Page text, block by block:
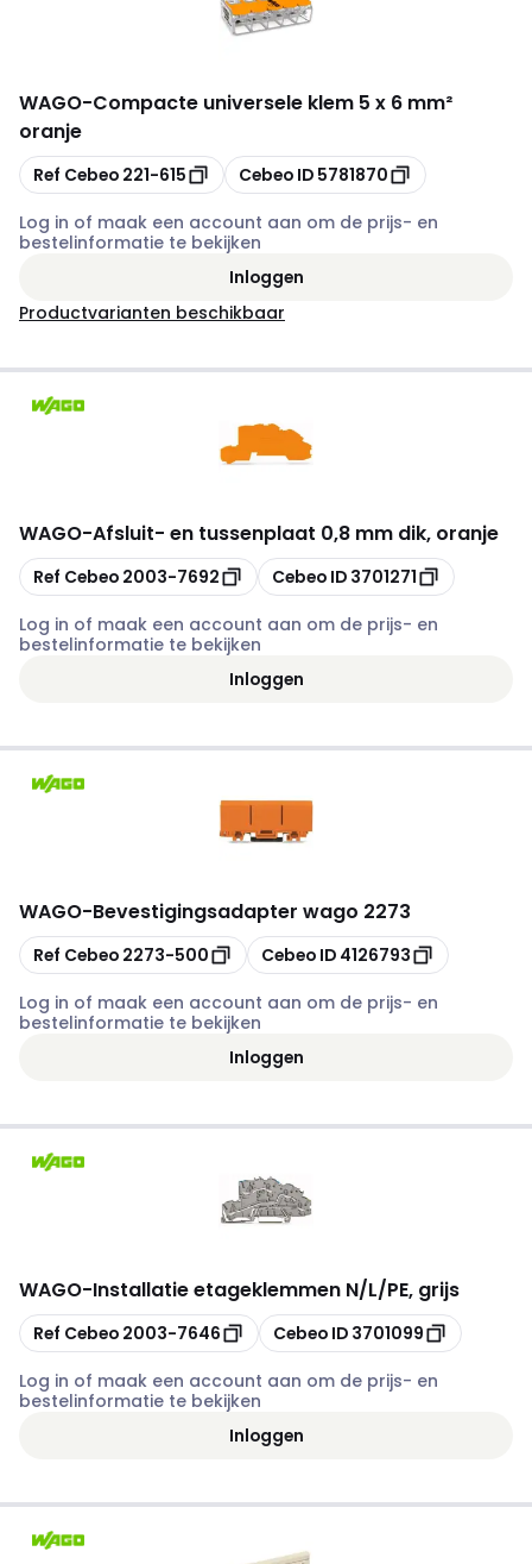
WAGO-Compacte universele klem 5 x 6 mm²
oranje
Kopiëren
Ref Cebeo 221-615 Kopiëren
Cebeo ID 5781870
Log in of maak een account aan om de prijs- en
bestelinformatie te bekijken
Inloggen
Productvarianten beschikbaar
WAGO-Afsluit- en tussenplaat 0,8 mm dik, oranje
Kopiëren
Ref Cebeo 2003-7692 Kopiëren
Cebeo ID 3701271
Log in of maak een account aan om de prijs- en
bestelinformatie te bekijken
Inloggen
WAGO-Bevestigingsadapter wago 2273
Kopiëren
Ref Cebeo 2273-500 Kopiëren
Cebeo ID 4126793
Log in of maak een account aan om de prijs- en
bestelinformatie te bekijken
Inloggen
WAGO-Installatie etageklemmen N/L/PE, grijs
Kopiëren
Ref Cebeo 2003-7646 Kopiëren
Cebeo ID 3701099
Log in of maak een account aan om de prijs- en
bestelinformatie te bekijken
Inloggen